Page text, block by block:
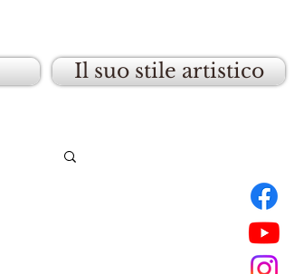
Il suo stile artistico